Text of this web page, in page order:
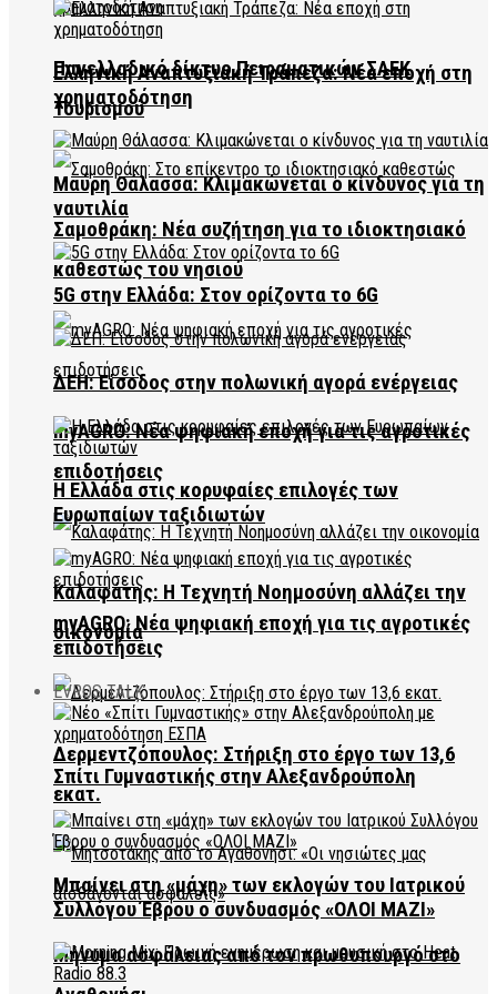
Πανελλαδικό δίκτυο Πειραματικών ΣΑΕΚ
Τουρισμού
Σαμοθράκη: Νέα συζήτηση για το ιδιοκτησιακό
καθεστώς του νησιού
myAGRO: Νέα ψηφιακή εποχή για τις αγροτικές
επιδοτήσεις
Καλαφάτης: Η Τεχνητή Νοημοσύνη αλλάζει την
οικονομία
Δερμεντζόπουλος: Στήριξη στο έργο των 13,6
εκατ.
Μήνυμα ασφάλειας από τον πρωθυπουργό στο
Ελληνική Αναπτυξιακή Τράπεζα: Νέα εποχή στη
χρηματοδότηση
Μαύρη Θάλασσα: Κλιμακώνεται ο κίνδυνος για τη
ναυτιλία
5G στην Ελλάδα: Στον ορίζοντα το 6G
ΔΕΗ: Είσοδος στην πολωνική αγορά ενέργειας
Η Ελλάδα στις κορυφαίες επιλογές των
Ευρωπαίων ταξιδιωτών
myAGRO: Νέα ψηφιακή εποχή για τις αγροτικές
επιδοτήσεις
EVROS TALK
Σπίτι Γυμναστικής στην Αλεξανδρούπολη
Μπαίνει στη «μάχη» των εκλογών του Ιατρικού
Συλλόγου Έβρου ο συνδυασμός «ΟΛΟΙ ΜΑΖΙ»